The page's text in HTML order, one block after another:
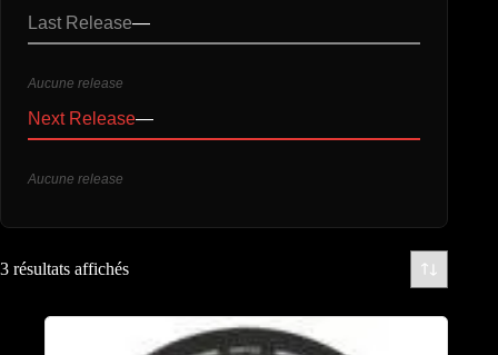
Last Release—
Aucune release
Next Release—
Aucune release
3 résultats affichés